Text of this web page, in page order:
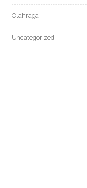
Olahraga
Uncategorized